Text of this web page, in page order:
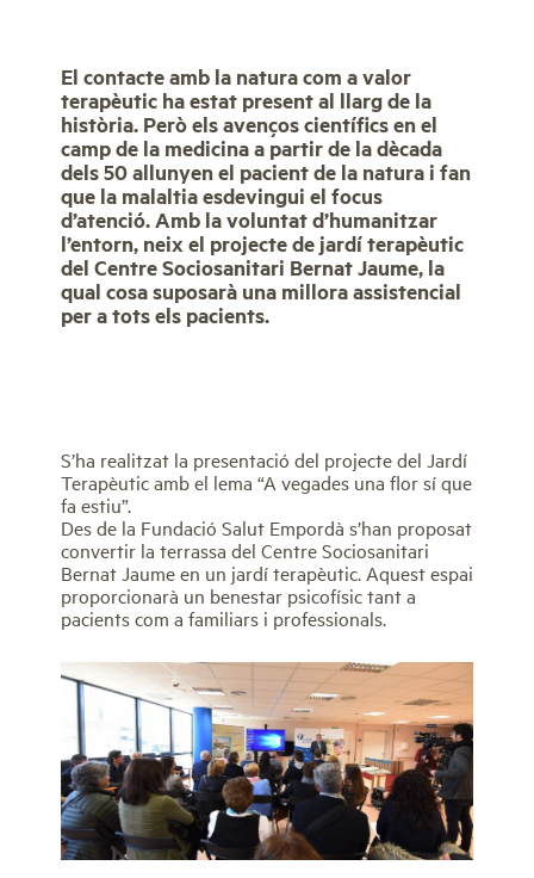
El contacte amb la natura com a valor
terapèutic ha estat present al llarg de la
història. Però els avenços científics en el
camp de la medicina a partir de la dècada
dels 50 allunyen el pacient de la natura i fan
que la malaltia esdevingui el focus
d’atenció. Amb la voluntat d’humanitzar
l’entorn, neix el projecte de jardí terapèutic
del Centre Sociosanitari Bernat Jaume, la
qual cosa suposarà una millora assistencial
per a tots els pacients.
S’ha realitzat la presentació del projecte del Jardí
Terapèutic amb el lema “A vegades una flor sí que
fa estiu”.
Des de la Fundació Salut Empordà s’han proposat
convertir la terrassa del Centre Sociosanitari
Bernat Jaume en un jardí terapèutic. Aquest espai
proporcionarà un benestar psicofísic tant a
pacients com a familiars i professionals.